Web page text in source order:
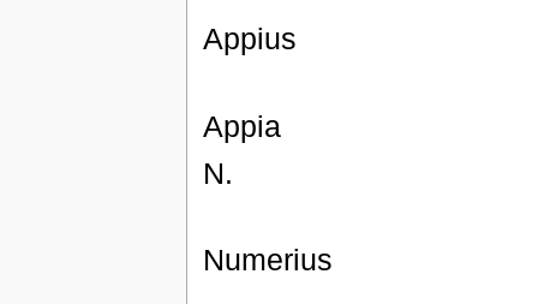
Appius
Appia
N.
Numerius